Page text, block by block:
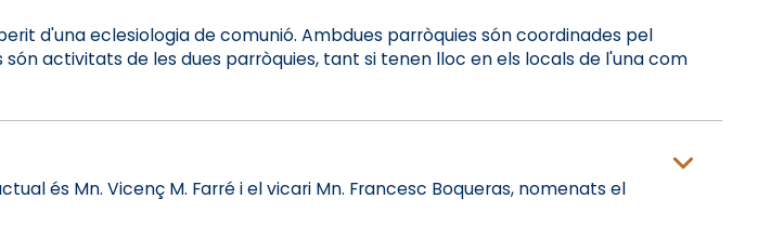
d'una eclesiologia de comunió. Ambdues parròquies són coordinades pel
activitats de les dues parròquies, tant si tenen lloc en els locals de l'una com
és Mn. Vicenç M. Farré i el vicari Mn. Francesc Boqueras, nomenats el